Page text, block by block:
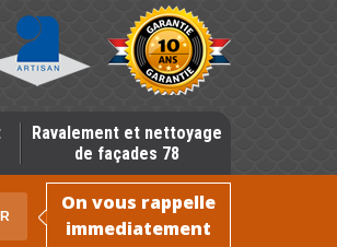
Ravalement et nettoyage
de façades 78
On vous rappelle
immediatement